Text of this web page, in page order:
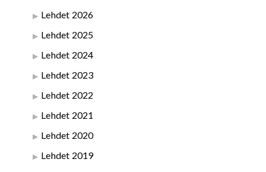
Lehdet 2026
Lehdet 2025
Lehdet 2024
Lehdet 2023
Lehdet 2022
Lehdet 2021
Lehdet 2020
Lehdet 2019